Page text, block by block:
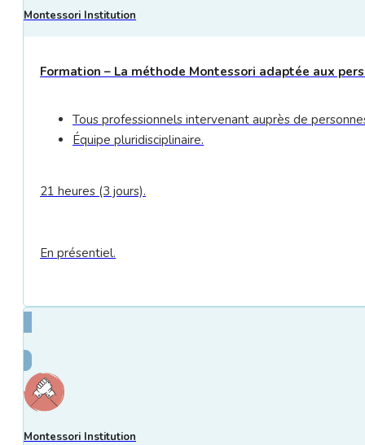
Montessori Institution
Formation – La méthode Montessori adaptée aux
Tous professionnels intervenant auprès de
Équipe pluridisciplinaire.
21 heures (3 jours).
En présentiel.
Montessori Institution